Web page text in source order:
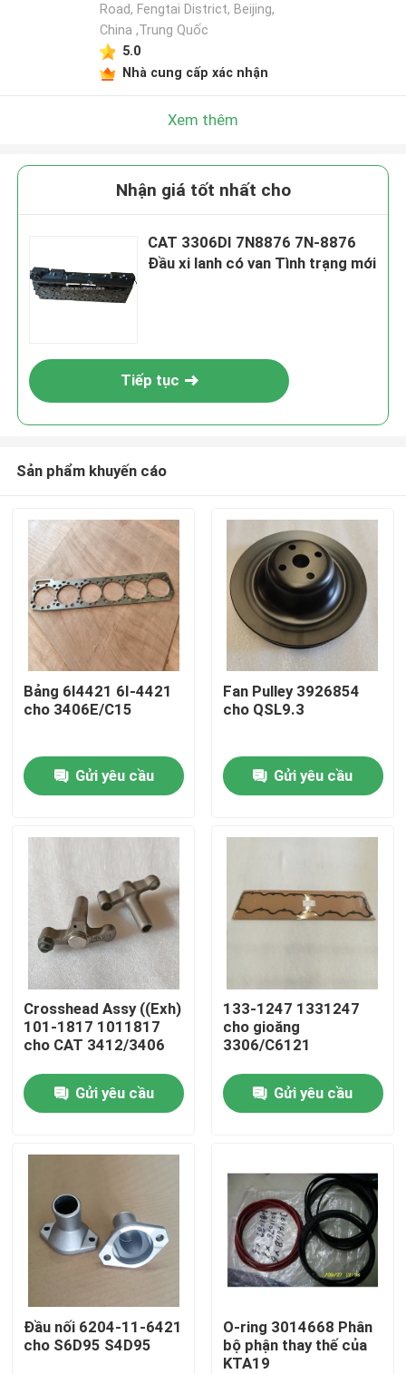
Sản phẩm
Video
Về chúng tôi
Chuyến tham quan nhà máy
Liên hệ với chúng tôi
Tin tức
tải xuống
Road, Fengtai District, Beijing,
China ,Trung Quốc
5.0
Nhà cung cấp xác nhận
Xem thêm
Nhận giá tốt nhất cho
CAT 3306DI 7N8876 7N-8876
Đầu xi lanh có van Tình trạng mới
Tiếp tục
Sản phẩm khuyến cáo
Bảng 6I4421 6I-4421
cho 3406E/C15
Gửi yêu cầu
Fan Pulley 3926854
cho QSL9.3
Gửi yêu cầu
Crosshead Assy ((Exh)
101-1817 1011817
cho CAT 3412/3406
Gửi yêu cầu
133-1247 1331247
cho gioăng
3306/C6121
Gửi yêu cầu
Đầu nối 6204-11-6421
cho S6D95 S4D95
O-ring 3014668 Phân
bộ phận thay thế của
KTA19